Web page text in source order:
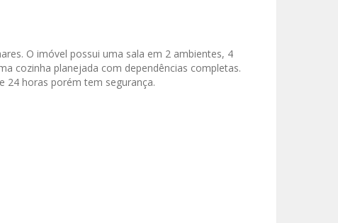
O imóvel possui uma sala em 2 ambientes, 4
cozinha planejada com dependências completas.
24 horas porém tem segurança.